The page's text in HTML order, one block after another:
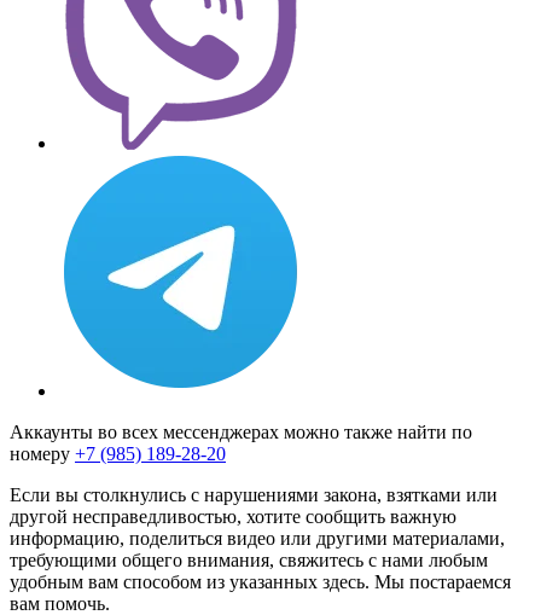
Аккаунты во всех мессенджерах можно также найти по
номеру +7 (985) 189-28-20
Если вы столкнулись с нарушениями закона, взятками или
другой несправедливостью, хотите сообщить важную
информацию, поделиться видео или другими материалами,
требующими общего внимания, свяжитесь с нами любым
удобным вам способом из указанных здесь. Мы постараемся
вам помочь.